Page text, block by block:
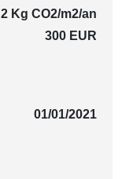
2 Kg CO2/m2/an
300 EUR
01/01/2021